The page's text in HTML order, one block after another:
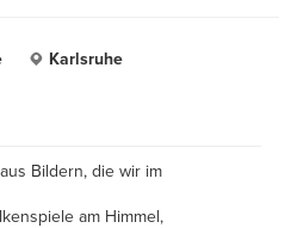
Karlsruhe
Bildern, die wir im
am Himmel,